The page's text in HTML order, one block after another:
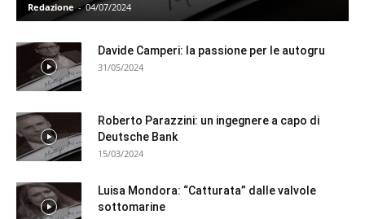
Redazione - 04/07/2024
Davide Camperi: la passione per le autogru
31/05/2024
Roberto Parazzini: un ingegnere a capo di
Deutsche Bank
15/03/2024
Luisa Mondora: “Catturata” dalle valvole
sottomarine